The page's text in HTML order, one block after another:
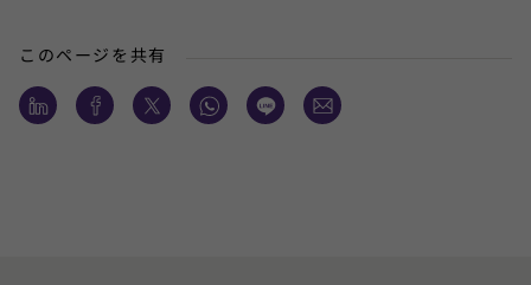
このページを共有